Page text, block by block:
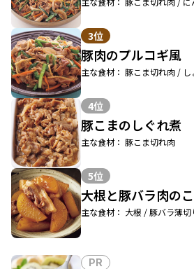
3位
豚肉のプルコギ風
主な食材： 豚こま切れ肉 / し
4位
豚こまのしぐれ煮
主な食材： 豚こま切れ肉
5位
大根と豚バラ肉の
主な食材： 大根 / 豚バラ薄切
PR